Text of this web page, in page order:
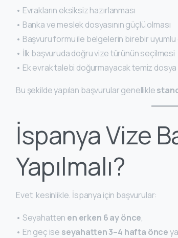
• Evrakların eksiksiz hazırlanması
• Banka ve meslek dosyasının güçlü olması
• Başvuru formu ile belgelerin birebir uyumlu
• İlk başvuruda doğru vize türünün seçilmesi
• Ek evrak talebi doğurmayacak temiz dosya
Bu şekilde yapılan başvurular genellikle
İspanya Vize
Yapılmalı?
Evet, kesinlikle. İspanya için başvurular:
• Seyahatten en erken 6 ay önce,
• En geç ise seyahatten 3–4 hafta önce